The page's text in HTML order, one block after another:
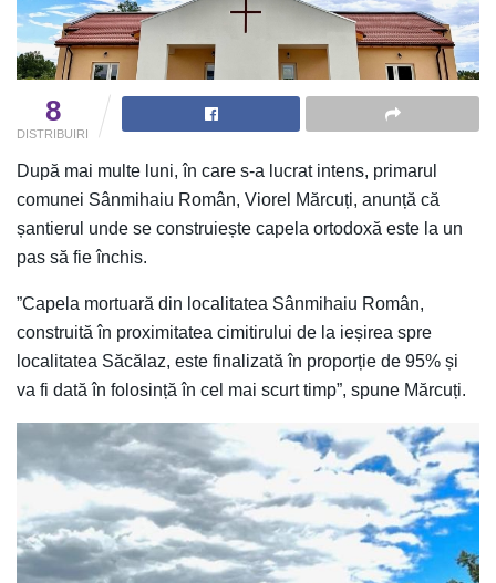
8
DISTRIBUIRI
După mai multe luni, în care s-a lucrat intens, primarul
comunei Sânmihaiu Român, Viorel Mărcuți, anunță că
șantierul unde se construiește capela ortodoxă este la un
pas să fie închis.
”Capela mortuară din localitatea Sânmihaiu Român,
construită în proximitatea cimitirului de la ieșirea spre
localitatea Săcălaz, este finalizată în proporție de 95% și
va fi dată în folosință în cel mai scurt timp”, spune Mărcuți.